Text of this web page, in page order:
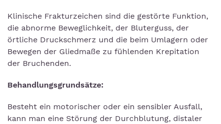
Klinische Frakturzeichen sind die gestörte Funktion,
die abnorme Beweglichkeit, der Bluterguss, der
örtliche Druckschmerz und die beim Umlagern oder
Bewegen der Gliedmaße zu fühlenden Krepitation
der Bruchenden.
Behandlungsgrundsätze:
Besteht ein motorischer oder ein sensibler Ausfall,
kann man eine Störung der Durchblutung, distaler